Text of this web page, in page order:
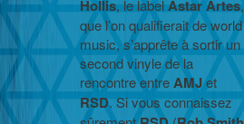
Hollis, le labelAstarArtes,
que l’on qualifierait de world
music, s’apprête à sortir un
second vinyle de la
rencontre entre AMJet
RSD. Si vous connaissez